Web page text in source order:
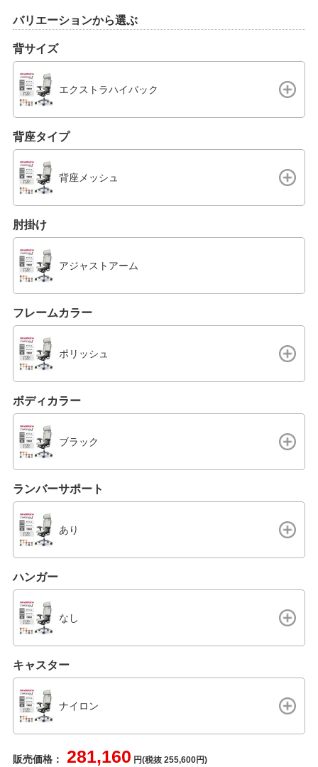
バリエーションから選ぶ
背サイズ
エクストラハイバック
背座タイプ
背座メッシュ
肘掛け
アジャストアーム
フレームカラー
ポリッシュ
ボディカラー
ブラック
ランバーサポート
あり
ハンガー
なし
キャスター
ナイロン
販売価格： 281,160 円(税抜 255,600円)